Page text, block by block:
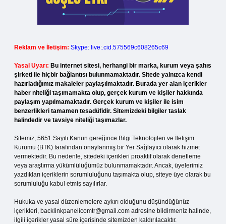
Reklam ve İletişim: Skype: live:.cid.575569c608265c69
Yasal Uyarı: Bu internet sitesi, herhangi bir marka, kurum veya şahıs
şirketi ile hiçbir bağlantısı bulunmamaktadır. Sitede yalnızca kendi
hazırladığımız makaleler paylaşılmaktadır. Burada yer alan içerikler
haber niteliği taşımamakta olup, gerçek kurum ve kişiler hakkında
paylaşım yapılmamaktadır. Gerçek kurum ve kişiler ile isim
benzerlikleri tamamen tesadüfidir. Sitemizdeki bilgiler taslak
halindedir ve tavsiye niteliği taşımazlar.
Sitemiz, 5651 Sayılı Kanun gereğince Bilgi Teknolojileri ve İletişim
Kurumu (BTK) tarafından onaylanmış bir Yer Sağlayıcı olarak hizmet
vermektedir. Bu nedenle, sitedeki içerikleri proaktif olarak denetleme
veya araştırma yükümlülüğümüz bulunmamaktadır. Ancak, üyelerimiz
yazdıkları içeriklerin sorumluluğunu taşımakta olup, siteye üye olarak bu
sorumluluğu kabul etmiş sayılırlar.
Hukuka ve yasal düzenlemelere aykırı olduğunu düşündüğünüz
içerikleri, backlinkpanelicomtr@gmail.com adresine bildirmeniz halinde,
ilgili içerikler yasal süre içerisinde sitemizden kaldırılacaktır.